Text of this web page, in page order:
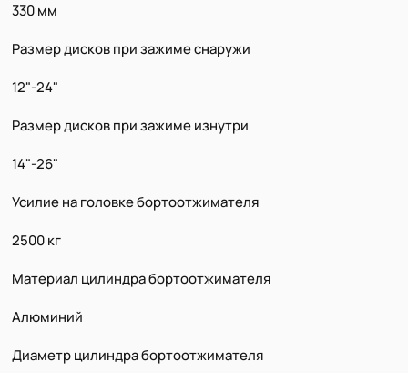
330 мм
Размер дисков при зажиме снаружи
12"-24"
Размер дисков при зажиме изнутри
14"-26"
Усилие на головке бортоотжимателя
2500 кг
Материал цилиндра бортоотжимателя
Алюминий
Диаметр цилиндра бортоотжимателя